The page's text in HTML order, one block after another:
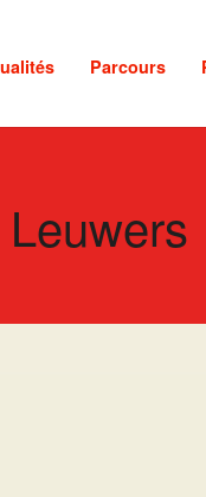
Parcours